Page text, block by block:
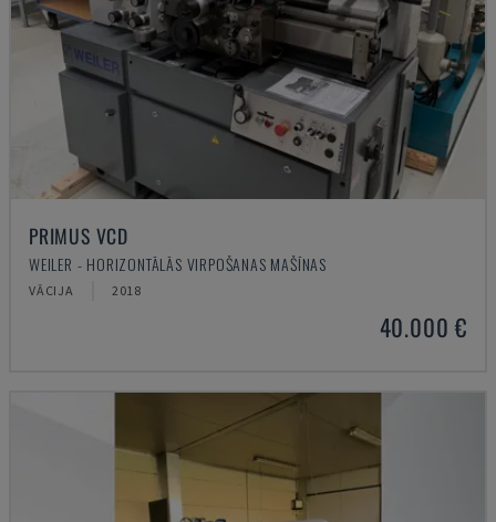
PRIMUS VCD
WEILER - HORIZONTĀLĀS VIRPOŠANAS MAŠĪNAS
VĀCIJA 2018
40.000 €